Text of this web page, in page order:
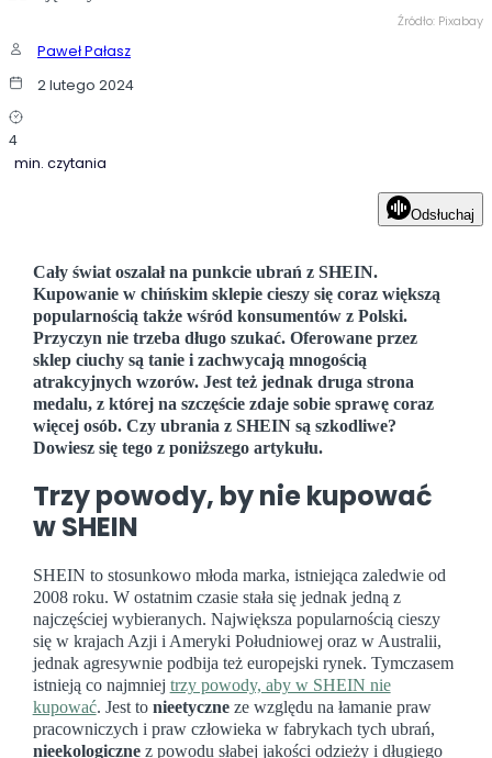
Źródło: Pixabay
Paweł Pałasz
2 lutego 2024
4
min. czytania
Odsłuchaj
Cały świat oszalał na punkcie ubrań z SHEIN.
Kupowanie w chińskim sklepie cieszy się coraz większą
popularnością także wśród konsumentów z Polski.
Przyczyn nie trzeba długo szukać. Oferowane przez
sklep ciuchy są tanie i zachwycają mnogością
atrakcyjnych wzorów. Jest też jednak druga strona
medalu, z której na szczęście zdaje sobie sprawę coraz
więcej osób. Czy ubrania z SHEIN są szkodliwe?
Dowiesz się tego z poniższego artykułu.
Trzy powody, by nie kupować
w SHEIN
SHEIN to stosunkowo młoda marka, istniejąca zaledwie od
2008 roku. W ostatnim czasie stała się jednak jedną z
najczęściej wybieranych. Największa popularnością cieszy
się w krajach Azji i Ameryki Południowej oraz w Australii,
jednak agresywnie podbija też europejski rynek. Tymczasem
istnieją co najmniej trzy powody, aby w SHEIN nie
kupować. Jest to nieetyczneze względu na łamanie praw
pracowniczych i praw człowieka w fabrykach tych ubrań,
nieekologicznez powodu słabej jakości odzieży i długiego